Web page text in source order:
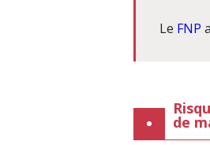
Le FNP
de